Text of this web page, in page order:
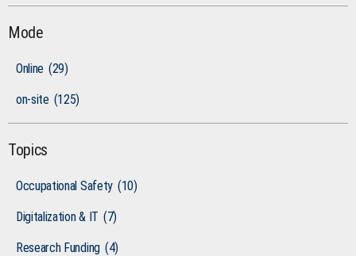
Mode
Online (29)
on-site (125)
Topics
Occupational Safety (10)
Digitalization & IT (7)
Research Funding (4)